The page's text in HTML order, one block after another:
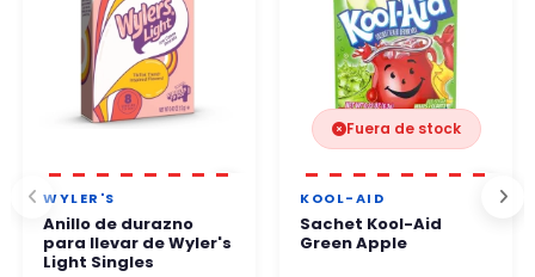
WYLER'S
Anillo de durazno
para llevar de Wyler's
Light Singles
Fuera de stock
KOOL-AID
Sachet Kool-Aid
Green Apple